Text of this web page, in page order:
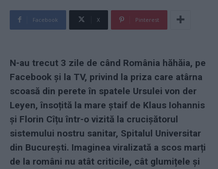
Facebook X Pinterest
N-au trecut 3 zile de când România hăhăia, pe
Facebook și la TV, privind la priza care atârna
scoasă din perete în spatele Ursulei von der
Leyen, însoțită la mare ștaif de Klaus Iohannis
și Florin Cîțu într-o vizită la crucișătorul
sistemului nostru sanitar, Spitalul Universitar
din București. Imaginea viralizată a scos marți
de la români nu atât criticile, cât glumițele și